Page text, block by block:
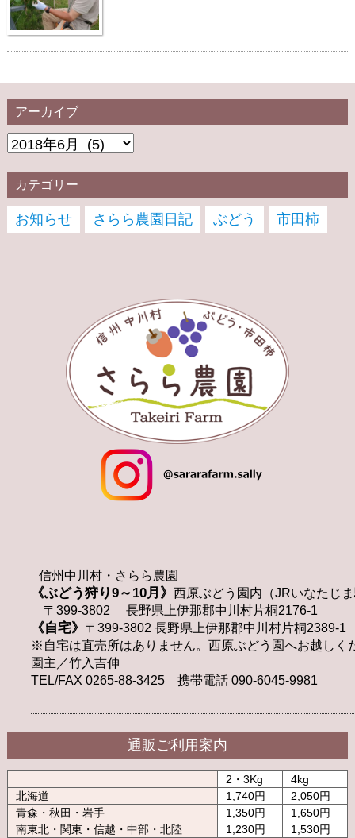
アーカイブ
カテゴリー
お知らせ さらら農園日記 ぶどう 市田柿
信州中川村・さらら農園
《ぶどう狩り9～10月》 西原ぶどう園内（JRいなたじ
〒399-3802 長野県上伊那郡中川村片桐2176-1
《自宅》 〒399-3802 長野県上伊那郡中川村片桐2389-1
※自宅は直売所はありません。西原ぶどう園へお越しく
園主／竹入吉伸
TEL/FAX 0265-88-3425 携帯電話 090-6045-9981
通販ご利用案内
2・3Kg
4kg
北海道
1,740円
2,050円
青森・秋田・岩手
1,350円
1,650円
南東北・関東・信越・中部・北陸
1,230円
1,530円